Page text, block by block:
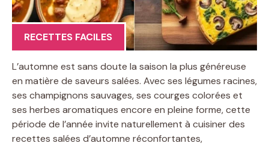
RECETTES FACILES
L’automne est sans doute la saison la plus généreuse
en matière de saveurs salées. Avec ses légumes racines,
ses champignons sauvages, ses courges colorées et
ses herbes aromatiques encore en pleine forme, cette
période de l’année invite naturellement à cuisiner des
recettes salées d’automne réconfortantes,